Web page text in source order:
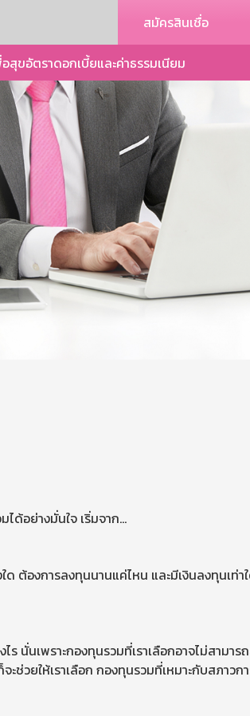
สมัครสินเชื่อ
สุขอัตราดอกเบี้ยและค่าธรรมเนียม
ด้อย่างมั่นใจ เริ่มจาก…
ต้องการลงทุนนานแค่ไหน และมีเงินลงทุนเท่าใ
ร นั่นเพราะกองทุนรวมที่เราเลือกอาจไม่สามา
ะช่วยให้เราเลือก กองทุนรวมที่เหมาะกับสภาว